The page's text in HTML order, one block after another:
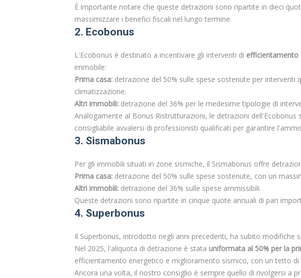
È importante notare che queste detrazioni sono ripartite in dieci
massimizzare i benefici fiscali nel lungo termine.
2. Ecobonus
L'Ecobonus è destinato a incentivare gli interventi di efficientamento
immobile:
Prima casa: detrazione del 50% sulle spese sostenute per interventi
climatizzazione.
Altri immobili: detrazione del 36% per le medesime tipologie di
Analogamente al Bonus Ristrutturazioni, le detrazioni
consigliabile avvalersi di professionisti qualificati per garantire
3. Sismabonus
Per gli immobili situati in zone sismiche, il Sismabonus offre
Prima casa: detrazione del 50% sulle spese sostenute, con un
Altri immobili: detrazione del 36% sulle spese ammissibili.
Queste detrazioni sono ripartite in cinque quote annuali di pari
4. Superbonus
Il Superbonus, introdotto negli anni precedenti, ha subito modifiche
Nel 2025, l'aliquota di detrazione è stata uniformata al 50% per la
efficientamento energetico e miglioramento sismico, con un tetto
Ancora una volta, il nostro consiglio è sempre quello di rivolgersi a